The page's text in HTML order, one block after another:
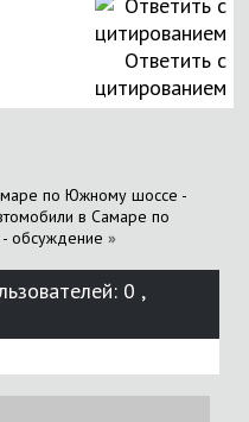
Ответить с
цитированием
по Южному шоссе -
в Самаре по
обсуждение »
0 ,